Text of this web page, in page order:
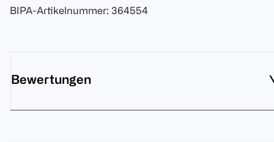
BIPA-Artikelnummer: 364554
Bewertungen